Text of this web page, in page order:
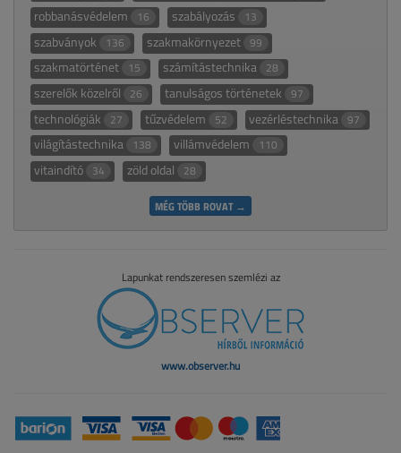
robbanásvédelem 16 szabályozás 13
szabványok 136 szakmakörnyezet 99
szakmatörténet 15 számítástechnika 28
szerelők közelről 26 tanulságos történetek 97
technológiák 27 tűzvédelem 52 vezérléstechnika 97
világítástechnika 138 villámvédelem 110
vitaindító 34 zöld oldal 28
MÉG TÖBB ROVAT →
Lapunkat rendszeresen szemlézi az
www.observer.hu